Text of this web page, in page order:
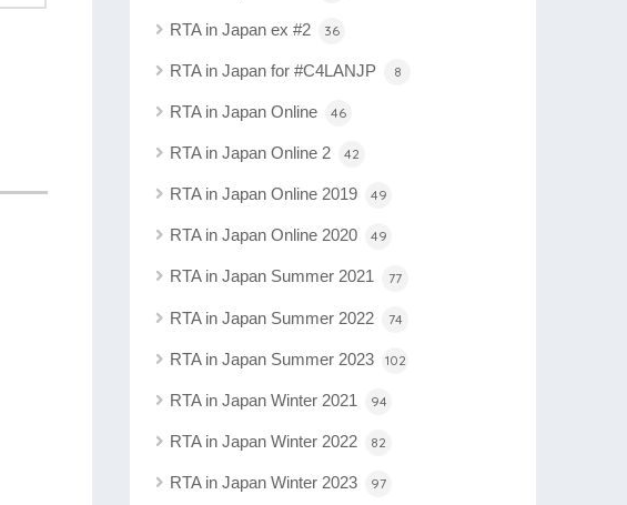
RTA in Japan ex #2 36
RTA in Japan for #C4LANJP 8
RTA in Japan Online 46
RTA in Japan Online 2 42
RTA in Japan Online 2019 49
RTA in Japan Online 2020 49
RTA in Japan Summer 2021 77
RTA in Japan Summer 2022 74
RTA in Japan Summer 2023 102
RTA in Japan Winter 2021 94
RTA in Japan Winter 2022 82
RTA in Japan Winter 2023 97